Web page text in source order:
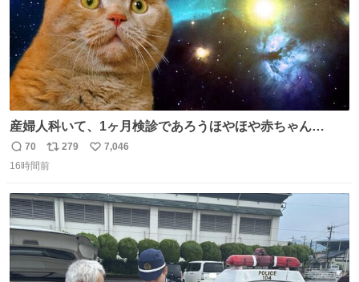
産婦人科いて、1ヶ月検診であろうほやほや赤ちゃん👩‍🍼
と推定2,3歳の女の子👧🏻をワンオペで連れてるママがいる
のだけども 女の子ずっとママの側から離れない…⁉️ 手を繋
たいにﾄﾃﾄﾃついてってるし逃走しないし脱走しないし逃げ
ないし走ら文字数
返
信
70
リ
ポ
ト
数
279
い
数
7,046
16時間前